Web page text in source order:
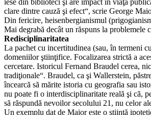
clare dintre cauză şi efect“, scrie George
Din fericire, heisenbergianismul
Mai degrabă decât un răspuns la
Redisciplinaritatea
La pachet cu incertitudinea (sau, în termeni
domeniilor ştiinţifice. Focalizarea strictă a
cercetare. Istoricul Fernand Braudel cerea,
tradiţionale“. Braudel, ca şi Wallerstein,
încearcă să mărite istoria cu geografia sau
nu poate fi o interdisciplinaritate reală şi că,
să răspundă nevoilor secolului 21, nu celor
Un exemplu dat de Maior este o ştiinţă